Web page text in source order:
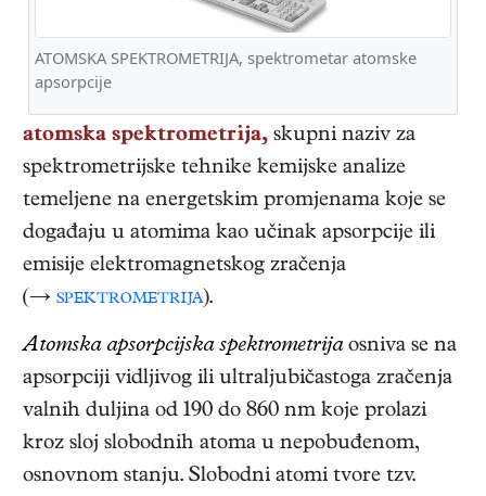
ATOMSKA SPEKTROMETRIJA, spektrometar atomske
apsorpcije
atomska spektrometrija, skupni naziv za
spektrometrijske tehnike kemijske analize
temeljene na energetskim promjenama koje se
događaju u atomima kao učinak apsorpcije ili
emisije elektromagnetskog zračenja
(→ spektrometrija).
Atomska apsorpcijska spektrometrijaosniva se na
apsorpciji vidljivog ili ultraljubičastoga zračenja
valnih duljina od 190 do 860 nm koje prolazi
kroz sloj slobodnih atoma u nepobuđenom,
osnovnom stanju. Slobodni atomi tvore tzv.